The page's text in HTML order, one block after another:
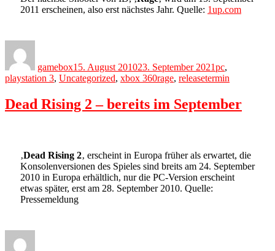
2011 erscheinen, also erst nächstes Jahr. Quelle: 1up.com
gamebox15. August 201023. September 2021pc,
playstation 3, Uncategorized, xbox 360Tags
rage, releasetermin
Dead Rising 2 – bereits im September
‚Dead Rising 2‚ erscheint in Europa früher als erwartet, die
Konsolenversionen des Spieles sind breits am 24. September
2010 in Europa erhältlich, nur die PC-Version erscheint
etwas später, erst am 28. September 2010. Quelle:
Pressemeldung